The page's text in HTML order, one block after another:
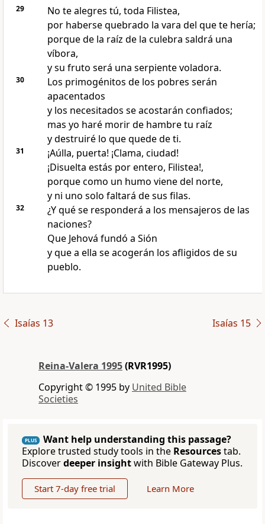
29
No te alegres tú, toda Filistea,
por haberse quebrado la vara del que te hería;
porque de la raíz de la culebra saldrá una
víbora,
y su fruto será una serpiente voladora.
30
Los primogénitos de los pobres serán
apacentados
y los necesitados se acostarán confiados;
mas yo haré morir de hambre tu raíz
y destruiré lo que quede de ti.
31
¡Aúlla, puerta! ¡Clama, ciudad!
¡Disuelta estás por entero, Filistea!,
porque como un humo viene del norte,
y ni uno solo faltará de sus filas.
32
¿Y qué se responderá a los mensajeros de las
naciones?
Que Jehová fundó a Sión
y que a ella se acogerán los afligidos de su
pueblo.
Isaías 13 Isaías 15
Reina-Valera 1995(RVR1995)
Copyright © 1995 by United Bible
Societies
PLUS
Want help understanding this passage?
Explore trusted study tools in the Resourcestab.
Discoverdeeper insightwith Bible Gateway Plus.
Start 7-day free trial Learn More